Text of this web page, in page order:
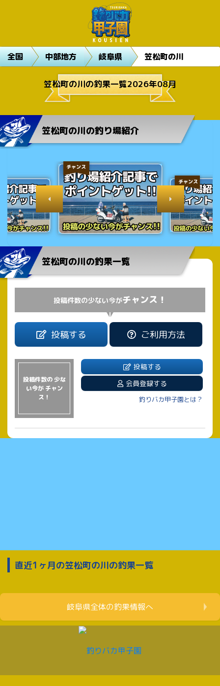
全国 中部地方 岐阜県 笠松町の川
笠松町の川の釣果一覧2026年08月
笠松町の川の釣り場紹介
チャンス
チャンス
笠松町の川の釣果一覧
投稿件数の少ない今がチャンス！
投稿する ご利用方法
投稿件数の 少な
い今が チャン
ス！
投稿する
会員登録する
釣りバカ甲子園とは？
直近1ヶ月の笠松町の川の釣果一覧
岐阜県全体の釣果情報へ